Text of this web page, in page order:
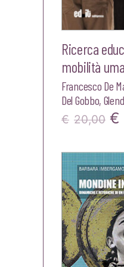
Ricerca
mobilità
Francesco De
Del Gobbo,
€ 20,00 Il
€